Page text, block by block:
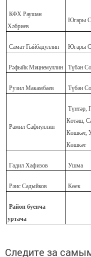
КФХ Раушан
Хәбриев
Югары
Самат Гыйбадуллин Югары
Рәфыйк Миңнемуллин Түбән
Рузил Макамбаев Түбән
Рамил Сафиуллин
Түнтәр,
Көтәш,
Көшкәт,
Көшкәт
Гадил Хафизов Ушма
Рәис Садыйков Көек
Район буенча
уртача
Следите за